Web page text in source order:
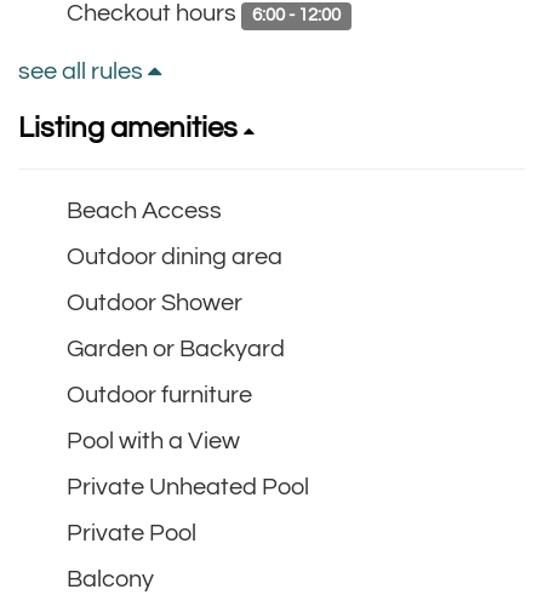
Checkout hours 6:00 - 12:00
see all rules
Listing amenities
Beach Access
Outdoor dining area
Outdoor Shower
Garden or Backyard
Outdoor furniture
Pool with a View
Private Unheated Pool
Private Pool
Balcony